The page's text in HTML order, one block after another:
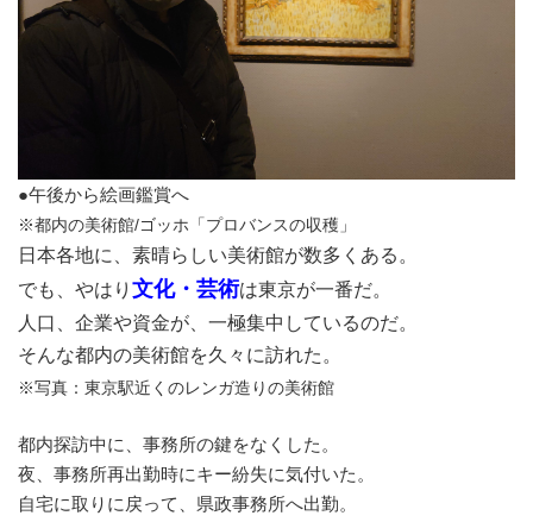
●午後から絵画鑑賞へ
※都内の美術館/ゴッホ「プロバンスの収穫」
日本各地に、素晴らしい美術館が数多くある。
でも、やはり 文化・芸術は東京が一番だ。
人口、企業や資金が、一極集中しているのだ。
そんな都内の美術館を久々に訪れた。
※写真：東京駅近くのレンガ造りの美術館
都内探訪中に、事務所の鍵をなくした。
夜、事務所再出勤時にキー紛失に気付いた。
自宅に取りに戻って、県政事務所へ出勤。